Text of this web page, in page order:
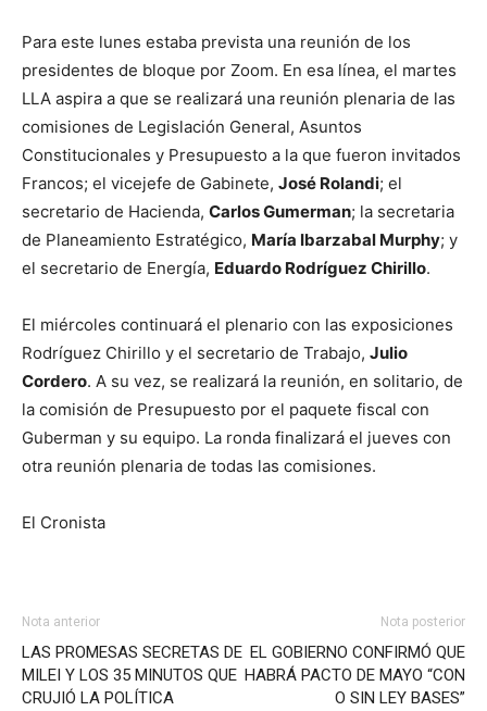
Para este lunes estaba prevista una reunión de los
presidentes de bloque por Zoom. En esa línea, el martes
LLA aspira a que se realizará una reunión plenaria de las
comisiones de Legislación General, Asuntos
Constitucionales y Presupuesto a la que fueron invitados
Francos; el vicejefe de Gabinete, José Rolandi; el
secretario de Hacienda, Carlos Gumerman; la secretaria
de Planeamiento Estratégico, María Ibarzabal Murphy; y
el secretario de Energía, Eduardo Rodríguez Chirillo.
El miércoles continuará el plenario con las exposiciones
Rodríguez Chirillo y el secretario de Trabajo, Julio
Cordero. A su vez, se realizará la reunión, en solitario, de
la comisión de Presupuesto por el paquete fiscal con
Guberman y su equipo. La ronda finalizará el jueves con
otra reunión plenaria de todas las comisiones.
El Cronista
Nota anterior
LAS PROMESAS SECRETAS DE
MILEI Y LOS 35 MINUTOS QUE
CRUJIÓ LA POLÍTICA
Nota posterior
EL GOBIERNO CONFIRMÓ QUE
HABRÁ PACTO DE MAYO “CON
O SIN LEY BASES”